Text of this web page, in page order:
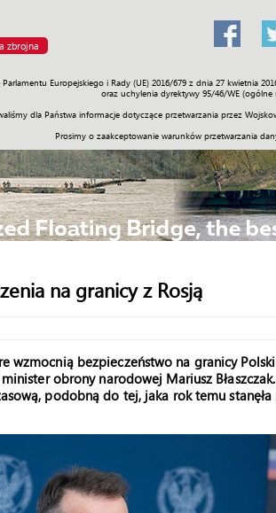
zbrojna
Europejskiego i Rady (UE) 2016/679 z dnia 27
oraz uchylenia dyrektywy 95/46/WE
dla Państwa informacje dotyczące przetwarzania przez
Prosimy o zaakceptowanie warunków przetwarzania
Prawo Świat Społeczność Sport
na granicy z Rosją
wzmocnią bezpieczeństwo na granicy
obrony narodowej Mariusz
podobną do tej, jaka rok temu stanęła